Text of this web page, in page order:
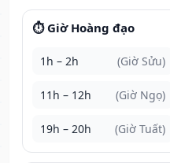
⏱️ Giờ Hoàng đạo
1h – 2h (Giờ Sửu)
11h – 12h (Giờ Ngọ)
19h – 20h (Giờ Tuất)